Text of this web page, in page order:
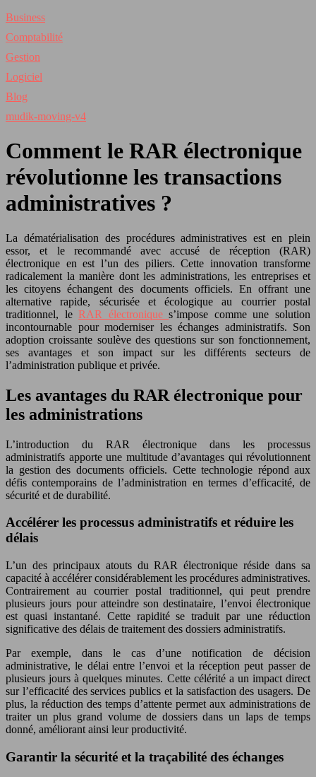
Business
Comptabilité
Gestion
Logiciel
Blog
mudik-moving-v4
Comment le RAR électronique
révolutionne les transactions
administratives ?
La dématérialisation des procédures administratives est en plein
essor, et le recommandé avec accusé de réception (RAR)
électronique en est l’un des piliers. Cette innovation transforme
radicalement la manière dont les administrations, les entreprises et
les citoyens échangent des documents officiels. En offrant une
alternative rapide, sécurisée et écologique au courrier postal
traditionnel, le RAR électroniques’impose comme une solution
incontournable pour moderniser les échanges administratifs. Son
adoption croissante soulève des questions sur son fonctionnement,
ses avantages et son impact sur les différents secteurs de
l’administration publique et privée.
Les avantages du RAR électronique pour
les administrations
L’introduction du RAR électronique dans les processus
administratifs apporte une multitude d’avantages qui révolutionnent
la gestion des documents officiels. Cette technologie répond aux
défis contemporains de l’administration en termes d’efficacité, de
sécurité et de durabilité.
Accélérer les processus administratifs et réduire les
délais
L’un des principaux atouts du RAR électronique réside dans sa
capacité à accélérer considérablement les procédures administratives.
Contrairement au courrier postal traditionnel, qui peut prendre
plusieurs jours pour atteindre son destinataire, l’envoi électronique
est quasi instantané. Cette rapidité se traduit par une réduction
significative des délais de traitement des dossiers administratifs.
Par exemple, dans le cas d’une notification de décision
administrative, le délai entre l’envoi et la réception peut passer de
plusieurs jours à quelques minutes. Cette célérité a un impact direct
sur l’efficacité des services publics et la satisfaction des usagers. De
plus, la réduction des temps d’attente permet aux administrations de
traiter un plus grand volume de dossiers dans un laps de temps
donné, améliorant ainsi leur productivité.
Garantir la sécurité et la traçabilité des échanges